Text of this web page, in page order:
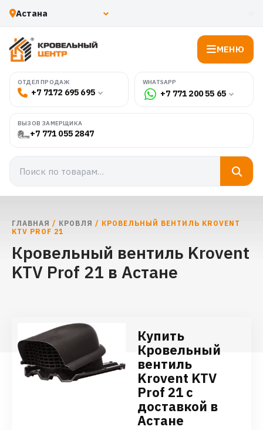
МЕНЮ
ОТДЕЛ ПРОДАЖ
+7 7172 695 695
WHATSAPP
+7 771 200 55 65
ВЫЗОВ ЗАМЕРЩИКА
+7 771 055 2847
ГЛАВНАЯ / КРОВЛЯ / КРОВЕЛЬНЫЙ ВЕНТИЛЬ KROVENT
KTV PROF 21
Кровельный вентиль Krovent
KTV Prof 21 в Астане
Купить
Кровельный
вентиль
Krovent KTV
Prof 21 с
доставкой в
Астане